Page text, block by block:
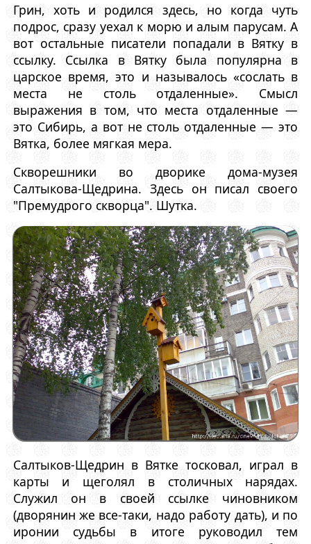
Грин, хоть и родился здесь, но когда чуть
подрос, сразу уехал к морю и алым парусам. А
вот остальные писатели попадали в Вятку в
ссылку. Ссылка в Вятку была популярна в
царское время, это и называлось «сослать в
места не столь отдаленные». Смысл
выражения в том, что места отдаленные —
это Сибирь, а вот не столь отдаленные — это
Вятка, более мягкая мера.
Скворешники во дворике дома-музея
Салтыкова-Щедрина. Здесь он писал своего
"Премудрого скворца". Шутка.
Салтыков-Щедрин в Вятке тосковал, играл в
карты и щеголял в столичных нарядах.
Служил он в своей ссылке чиновником
(дворянин же все-таки, надо работу дать), и по
иронии судьбы в итоге руководил тем